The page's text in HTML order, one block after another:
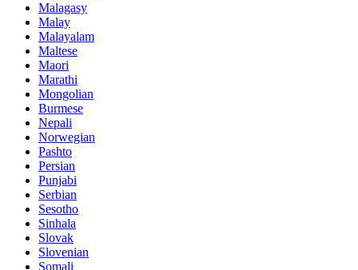
Malagasy
Malay
Malayalam
Maltese
Maori
Marathi
Mongolian
Burmese
Nepali
Norwegian
Pashto
Persian
Punjabi
Serbian
Sesotho
Sinhala
Slovak
Slovenian
Somali